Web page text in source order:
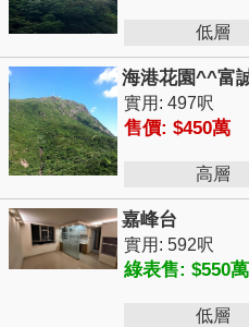
低層
海港花園^^富
實用: 497呎
售價: $450萬
高層
嘉峰台
實用: 592呎
綠表售: $550萬
低層